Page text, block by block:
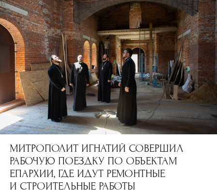
МИТРОПОЛИТ ИГНАТИЙ СОВЕРШИЛ
РАБОЧУЮ ПОЕЗДКУ ПО ОБЪЕКТАМ
ЕПАРХИИ, ГДЕ ИДУТ РЕМОНТНЫЕ
И СТРОИТЕЛЬНЫЕ РАБОТЫ